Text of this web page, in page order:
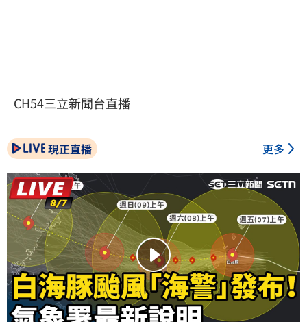
CH54三立新聞台直播
現正直播 更多